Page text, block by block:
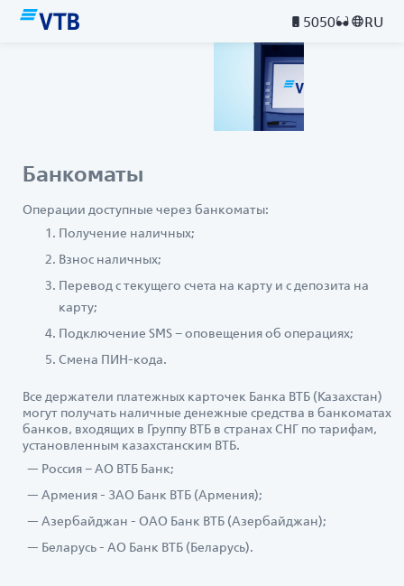
5050 RU
Банкоматы
Операции доступные через банкоматы:
Получение наличных;
Взнос наличных;
Перевод с текущего счета на карту и с депозита на
карту;
Подключение SMS – оповещения об операциях;
Смена ПИН-кода.
Все держатели платежных карточек Банка ВТБ (Казахстан)
могут получать наличные денежные средства в банкоматах
банков, входящих в Группу ВТБ в странах СНГ по тарифам,
установленным казахстанским ВТБ.
Россия – АО ВТБ Банк;
Армения - ЗАО Банк ВТБ (Армения);
Азербайджан - ОАО Банк ВТБ (Азербайджан);
Беларусь - АО Банк ВТБ (Беларусь).